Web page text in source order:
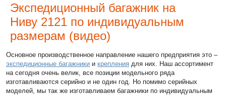
Экспедиционный багажник на
Ниву 2121 по индивидуальным
размерам (видео)
Основное производственное направление нашего предприятия это –
экспедиционные багажники и крепления для них. Наш ассортимент
на сегодня очень велик, все позиции модельного ряда
изготавливаются серийно и не один год. Но помимо серийных
моделей, мы так же изготавливаем багажники по индивидуальным